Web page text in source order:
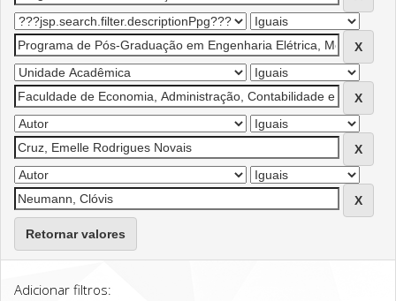
Retornar valores
Adicionar filtros: